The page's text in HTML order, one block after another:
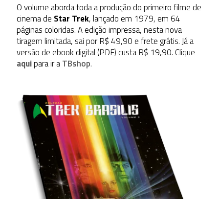
O volume aborda toda a produção do primeiro filme de
cinema de Star Trek, lançado em 1979, em 64
páginas coloridas. A edição impressa, nesta nova
tiragem limitada, sai por R$ 49,90 e frete grátis. Já a
versão de ebook digital (PDF) custa R$ 19,90. Clique
aquipara ir aTBshop.